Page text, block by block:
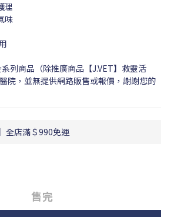
理
味
列商品（除推廣商品【J.VET】救靈活
院，並無提供網路販售或報價，謝謝您的
全店滿＄990免運
售完